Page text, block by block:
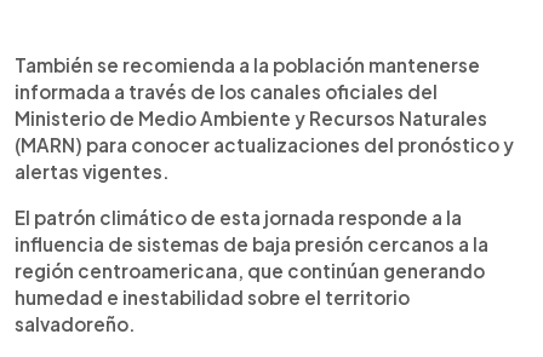
También se recomienda a la población mantenerse
informada a través de los canales oficiales del
Ministerio de Medio Ambiente y Recursos Naturales
(MARN) para conocer actualizaciones del pronóstico y
alertas vigentes.
El patrón climático de esta jornada responde a la
influencia de sistemas de baja presión cercanos a la
región centroamericana, que continúan generando
humedad e inestabilidad sobre el territorio
salvadoreño.